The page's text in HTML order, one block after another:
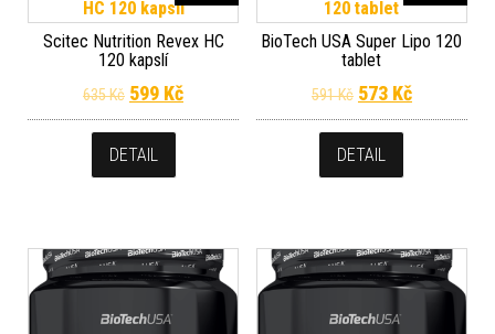
Scitec Nutrition Revex HC
120 kapslí
635Kč Původní cena byla: 635 Kč.
599 KčAktuální cena je: 599 Kč.
DETAIL
BioTech USA Super Lipo 120
tablet
591Kč Původní cena
573 KčAktuální
DETAIL